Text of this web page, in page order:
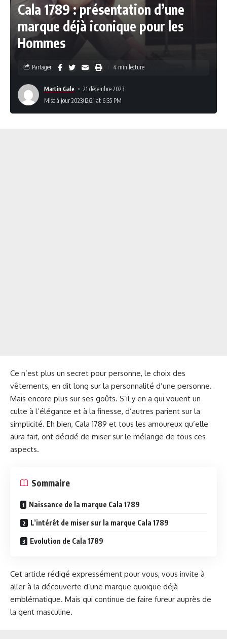
Cala 1789 : présentation d’une
marque déjà iconique pour les
Hommes
Martin Gale
21 décembre 2023
Mise à jour 2023/12/21 at 6:35 PM
Partager 4 min lecture
Ce n’est plus un secret pour personne, le choix des
vêtements, en dit long sur la personnalité d’une personne.
Mais encore plus sur ses goûts. S’il y en a qui vouent un
culte à l’élégance et à la finesse, d’autres parient sur la
simplicité. Eh bien, Cala 1789 et tous les amoureux qu’elle
aura fait, ont décidé de miser sur le mélange de tous ces
aspects.
Sommaire
Naissance de la marque Cala 1789
L’intérêt de miser sur la marque Cala 1789
Evolution de Cala 1789
Cet article rédigé expressément pour vous, vous invite à
aller à la découverte d’une marque quoique déjà
emblématique. Mais qui continue de faire fureur auprès de
la gent masculine.